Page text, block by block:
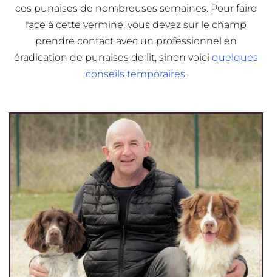
ces punaises de nombreuses semaines. Pour faire
face à cette vermine, vous devez sur le champ
prendre contact avec un professionnel en
éradication de punaises de lit, sinon voici quelques
conseils temporaires.